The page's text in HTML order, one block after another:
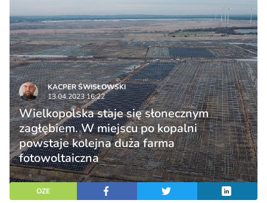
KACPER ŚWISŁO­WSKI
13.04.2023 16:22
Wielkopolska staje się słonecznym
zagłębiem. W miejscu po kopalni
powstaje kolejna duża farma
fotowoltaiczna
OZE